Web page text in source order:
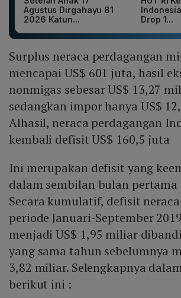
Agustus Dirgahayu 81
2026 Katun...
Drop 1...
Surplus neraca perdagangan
mencapai US$ 601 juta, hasil
nonmigas sebesar US$ 13,27
sedangkan impor hanya US$
Alhasil, neraca perdagangan
kembali defisit US$ 160,5 juta
Ini merupakan defisit yang
dalam sembilan bulan
Secara kumulatif, defisit
periode Januari-September
menjadi US$ 1,95 miliar
yang sama tahun sebelumnya
3,82 miliar. Selengkapnya
berikut ini :